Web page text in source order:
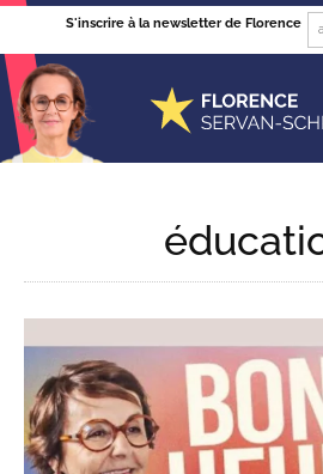
S'inscrire à la newsletter de Florence